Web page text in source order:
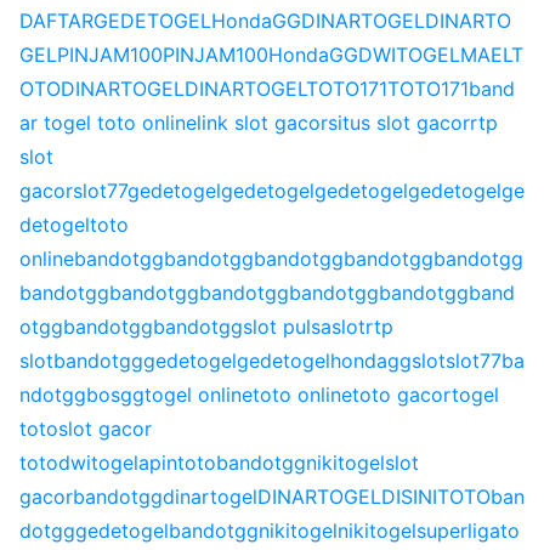
DAFTARGEDETOGELHondaGGDINARTOGELDINARTO
GELPINJAM100PINJAM100HondaGGDWITOGELMAELT
OTODINARTOGELDINARTOGELTOTO171TOTO171band
ar togel toto onlinelink slot gacorsitus slot gacorrtp
slot
gacorslot77gedetogelgedetogelgedetogelgedetogelge
detogeltoto
onlinebandotggbandotggbandotggbandotggbandotgg
bandotggbandotggbandotggbandotggbandotggband
otggbandotggbandotggslot pulsaslotrtp
slotbandotgggedetogelgedetogelhondaggslotslot77ba
ndotggbosggtogel onlinetoto onlinetoto gacortogel
totoslot gacor
totodwitogelapintotobandotggnikitogelslot
gacorbandotggdinartogelDINARTOGELDISINITOTOban
dotgggedetogelbandotggnikitogelnikitogelsuperligato